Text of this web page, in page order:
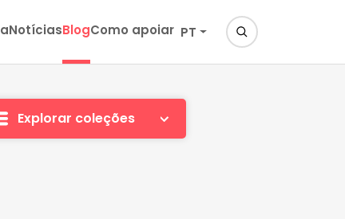
NotíciasBlogComo apoiar PT
Explorar coleções